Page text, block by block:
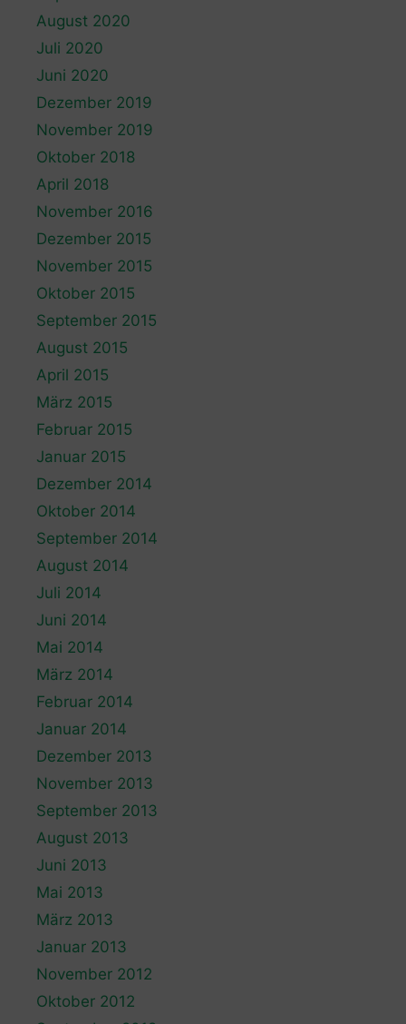
August 2020
Juli 2020
Juni 2020
Dezember 2019
November 2019
Oktober 2018
April 2018
November 2016
Dezember 2015
November 2015
Oktober 2015
September 2015
August 2015
April 2015
März 2015
Februar 2015
Januar 2015
Dezember 2014
Oktober 2014
September 2014
August 2014
Juli 2014
Juni 2014
Mai 2014
März 2014
Februar 2014
Januar 2014
Dezember 2013
November 2013
September 2013
August 2013
Juni 2013
Mai 2013
März 2013
Januar 2013
November 2012
Oktober 2012